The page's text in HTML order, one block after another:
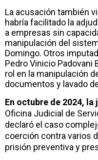
La acusación también
habría facilitado la
a empresas sin
manipulación del
Domingo. Otros
Pedro Vinicio Padovani
rol en la manipulación
documentos y lavado
En octubre de 2024,
Oficina Judicial de
declaró el caso
coerción contra varios
prisión preventiva y